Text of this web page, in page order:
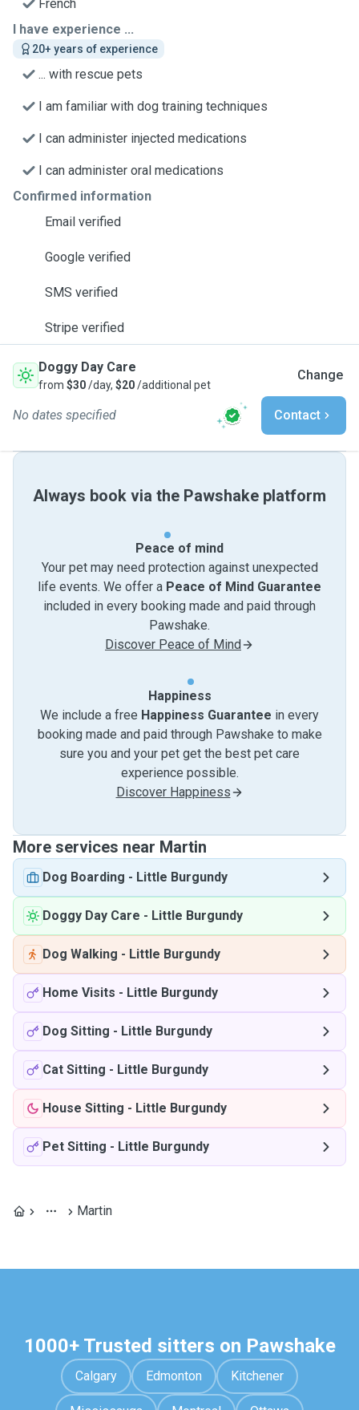
French
I have experience ...
20+ years of experience
... with rescue pets
I am familiar with dog training techniques
I can administer injected medications
I can administer oral medications
Confirmed information
Email verified
Google verified
SMS verified
Stripe verified
Doggy Day Care
from $30/day, $20/additional pet
Change
No dates specified Contact
Always book via the Pawshake platform
Peace of mind
Your pet may need protection against unexpected
life events. We offer a Peace of Mind Guarantee
included in every booking made and paid through
Pawshake.
Discover Peace of Mind
Happiness
We include a free Happiness Guarantee in every
booking made and paid through Pawshake to make
sure you and your pet get the best pet care
experience possible.
Discover Happiness
More services near Martin
Dog Boarding - Little Burgundy
Doggy Day Care - Little Burgundy
Dog Walking - Little Burgundy
Home Visits - Little Burgundy
Dog Sitting - Little Burgundy
Cat Sitting - Little Burgundy
House Sitting - Little Burgundy
Pet Sitting - Little Burgundy
Martin
1000+ Trusted sitters on Pawshake
Calgary Edmonton Kitchener